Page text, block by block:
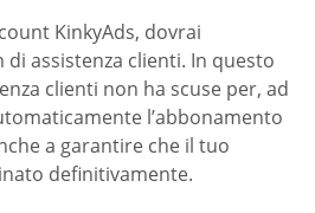
KinkyAds, dovrai
assistenza clienti. In questo
clienti non ha scuse per, ad
l’abbonamento
a garantire che il tuo
definitivamente.